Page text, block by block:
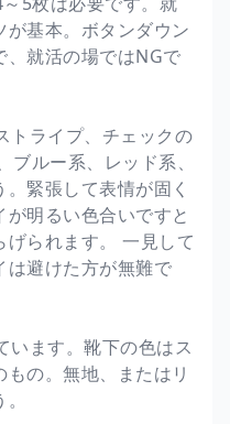
基本。ボタンダウン
、就活の場ではNGで
トライプ、チェックの
ルー系、レッド系、
緊張して表情が固く
明るい色合いですと
られます。 一見して
は避けた方が無難で
います。靴下の色はス
の。無地、またはリ